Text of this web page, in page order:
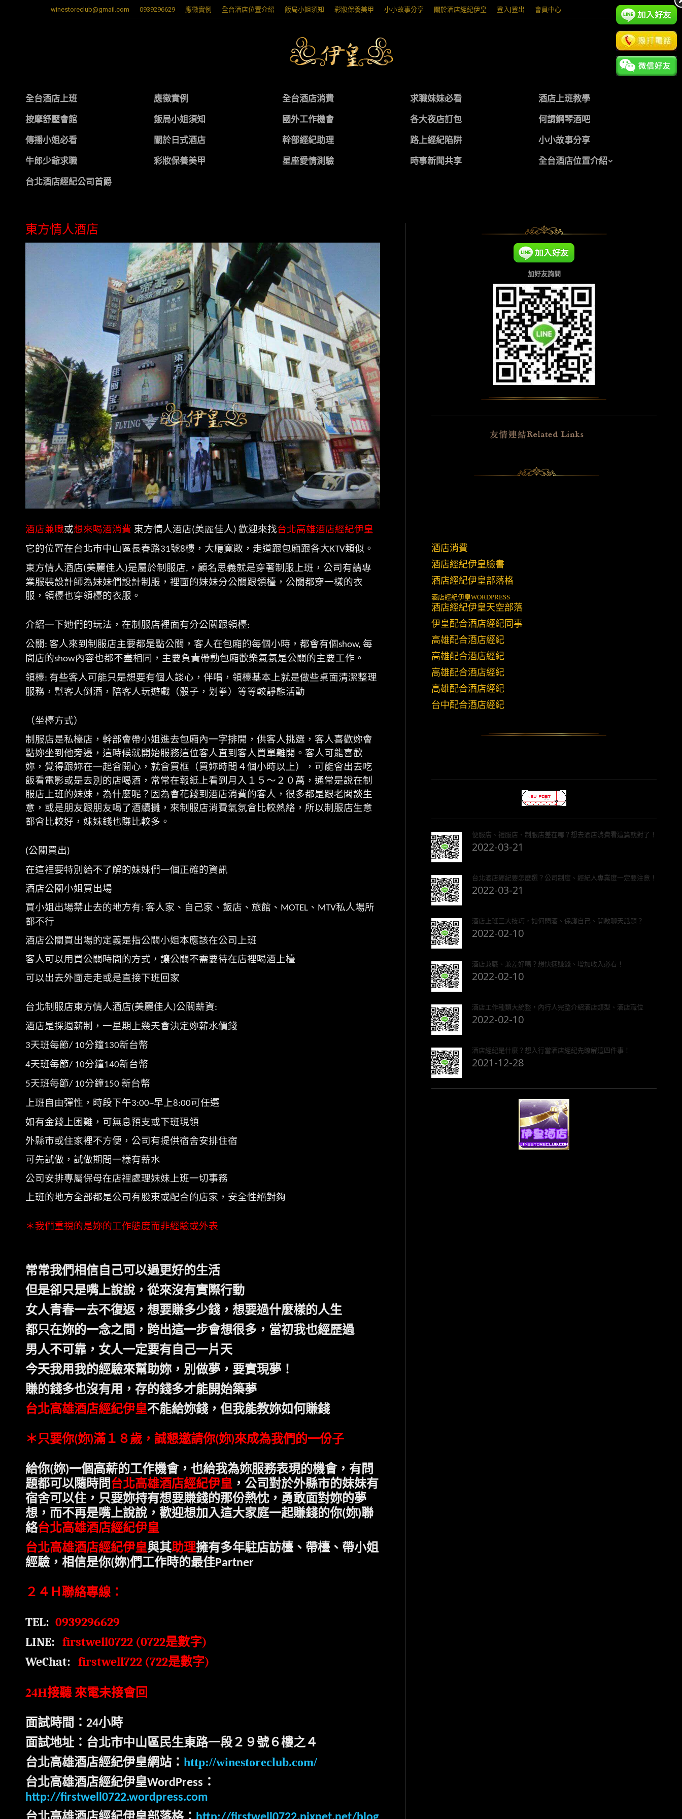
winestoreclub@gmail.com 0939296629 應徵實例 全台酒店位置介紹 飯局小姐須知 彩妝保養美甲 小小故事分享 關於酒店經紀伊皇 登入|登出 會員中心
全台酒店上班 應徵實例 全台酒店消費 求職妹妹必看 酒店上班教學
按摩舒壓會館 飯局小姐須知 國外工作機會 各大夜店訂包 何謂鋼琴酒吧
傳播小姐必看 關於日式酒店 幹部經紀助理 路上經紀陷阱 小小故事分享
牛郎少爺求職 彩妝保養美甲 星座愛情測驗 時事新聞共享 全台酒店位置介紹
台北酒店經紀公司首爵
東方情人酒店
酒店兼職或想來喝酒消費 東方情人酒店(美麗佳人) 歡迎來找台北高雄酒店經紀伊皇
它的位置在台北市中山區長春路31號8樓，大廳寬敞，走道跟包廂跟各大KTV類似。
東方情人酒店(美麗佳人)是屬於制服店, ，顧名思義就是穿著制服上班，公司有請專
業服裝設計師為妹妹們設計制服，裡面的妹妹分公關跟領檯，公關都穿一樣的衣
服，領檯也穿領檯的衣服。
介紹一下她們的玩法，在制服店裡面有分公關跟領檯:
公關 : 客人來到制服店主要都是點公關，客人在包廂的每個小時，都會有個show, 每
間店的show內容也都不盡相同，主要負責帶動包廂歡樂氣氛是公關的主要工作。
領檯: 有些客人可能只是想要有個人談心，伴唱，領檯基本上就是做些桌面清潔整理
服務，幫客人倒酒，陪客人玩遊戲（骰子，划拳）等等較靜態活動
（坐檯方式）
制服店是私檯店，幹部會帶小姐進去包廂內一字排開，供客人挑選，客人喜歡妳會
點妳坐到他旁邊，這時候就開始服務這位客人直到客人買單離開。客人可能喜歡
妳，覺得跟妳在一起會開心，就會買框（買妳時間４個小時以上），可能會出去吃
飯看電影或是去別的店喝酒，常常在報紙上看到月入１５～２０萬，通常是說在制
服店上班的妹妹，為什麼呢？因為會花錢到酒店消費的客人，很多都是跟老闆談生
意，或是朋友跟朋友喝了酒續攤，來制服店消費氣氛會比較熱絡，所以制服店生意
都會比較好，妹妹錢也賺比較多。
(公關買出)
在這裡要特別給不了解的妹妹們一個正確的資訊
酒店公關小姐買出場
買小姐出場禁止去的地方有: 客人家、自己家、飯店、旅館、 MOTEL 、 MTV私人場所
都不行
酒店公關買出場的定義是指公關小姐本應該在公司上班
客人可以用買公關時間的方式，讓公關不需要待在店裡喝酒上檯
可以出去外面走走或是直接下班回家
台北制服店東方情人酒店(美麗佳人)公關薪資:
酒店是採週薪制，一星期上幾天會決定妳薪水價錢
3天班每節/ 10分鐘130新台幣
4天班每節/ 10分鐘140新台幣
5天班每節/ 10分鐘150 新台幣
上班自由彈性，時段下午3:00~早上8:00可任選
如有金錢上困難，可無息預支或下班現領
外縣市或住家裡不方便，公司有提供宿舍安排住宿
可先試做，試做期間一樣有薪水
公司安排專屬保母在店裡處理妹妹上班一切事務
上班的地方全部都是公司有股東或配合的店家，安全性絕對夠
＊我們重視的是妳的工作態度而非經驗或外表
常常我們相信自己可以過更好的生活
但是卻只是嘴上說說，從來沒有實際行動
女人青春一去不復返，想要賺多少錢，想要過什麼樣的人生
都只在妳的一念之間，跨出這一步會想很多，當初我也經歷過
男人不可靠，女人一定要有自己一片天
今天我用我的經驗來幫助妳，別做夢，要實現夢！
賺的錢多也沒有用，存的錢多才能開始築夢
台北高雄酒店經紀伊皇不能給妳錢，但我能教妳如何賺錢
＊只要你(妳)滿１８歲，誠懇邀請你(妳)來成為我們的一份子
給你(妳)一個高薪的工作機會，也給我為妳服務表現的機會，有問
題都可以隨時問台北高雄酒店經紀伊皇 ，公司對於外縣市的妹妹有
宿舍可以住，只要妳持有想要賺錢的那份熱忱，勇敢面對妳的夢
想，而不再是嘴上說說，歡迎想加入這大家庭一起賺錢的你(妳)聯
絡台北高雄酒店經紀伊皇
台北高雄酒店經紀伊皇與其助理擁有多年駐店訪檯、帶檯、帶小姐
經驗，相信是你(妳)們工作時的最佳Partner
２４Ｈ聯絡專線：
TEL: 0939296629
LINE: firstwell0722 (0722是數字)
WeChat: firstwell722 (722是數字)
24H接聽 來電未接會回
面試時間： 24小時
面試地址：台北市中山區民生東路一段２９號６樓之４
台北高雄酒店經紀伊皇網站： http://winestoreclub.com/
台北高雄酒店經紀伊皇WordPress ：
http://firstwell0722.wordpress.com
加好友詢問
酒店消費
酒店經紀伊皇臉書
酒店經紀伊皇部落格
酒店經紀伊皇WORDPRESS
酒店經紀伊皇天空部落
伊皇配合酒店經紀同事
高雄配合酒店經紀
高雄配合酒店經紀
高雄配合酒店經紀
高雄配合酒店經紀
台中配合酒店經紀
便服店、禮服店、制服店差在哪？想去酒店消費看這篇就對了！
2022-03-21
台北酒店經紀要怎麼選？公司制度、經紀人專業度一定要注意！
2022-03-21
酒店上班三大技巧，如何閃酒、保護自己、開啟聊天話題？
2022-02-10
酒店兼職、兼差好嗎？想快速賺錢、增加收入必看！
2022-02-10
酒店工作種類大統整，內行人完整介紹酒店類型、酒店職位
2022-02-10
酒店經紀是什麼？想入行當酒店經紀先瞭解這四件事！
2021-12-28